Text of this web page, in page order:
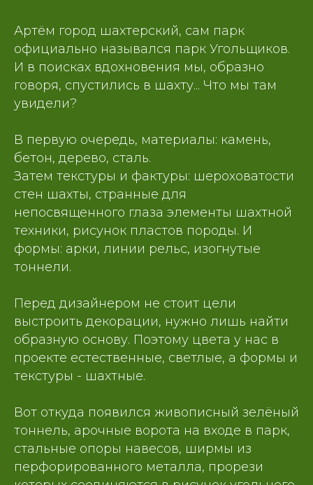
Артём город шахтерский, сам парк
официально назывался парк Угольщиков.
И в поисках вдохновения мы, образно
говоря, спустились в шахту... Что мы там
увидели?
В первую очередь, материалы: камень,
бетон, дерево, сталь.
Затем текстуры и фактуры: шероховатости
стен шахты, странные для
непосвященного глаза элементы шахтной
техники, рисунок пластов породы. И
формы: арки, линии рельс, изогнутые
тоннели.
Перед дизайнером не стоит цели
выстроить декорации, нужно лишь найти
образную основу. Поэтому цвета у нас в
проекте естественные, светлые, а формы и
текстуры - шахтные.
Вот откуда появился живописный зелёный
тоннель, арочные ворота на входе в парк,
стальные опоры навесов, ширмы из
перфорированного металла, прорези